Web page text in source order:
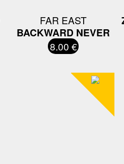
FAR EAST
BACKWARD NEVER
8.00 €